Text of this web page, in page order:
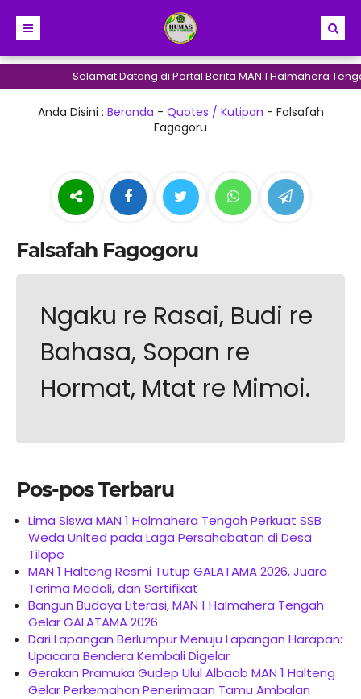
Selamat Datang di Portal Berita MAN 1 Halmahera
Anda Disini : Beranda - Quotes / Kutipan - Falsafah
Fagogoru
Falsafah Fagogoru
Ngaku re Rasai, Budi re
Bahasa, Sopan re
Hormat, Mtat re Mimoi.
Pos-pos Terbaru
Lima Siswa MAN 1 Halmahera Tengah Perkuat SSB
Weda United pada Laga Persahabatan di Desa
Tilope
MAN 1 Halteng Resmi Tutup GALATAMA 2026, Juara
Terima Medali, dan Sertifikat
Bangun Budaya Literasi, MAN 1 Halmahera Tengah
Gelar GALATAMA 2026
Dari Lapangan Berlumpur Menuju Lapangan Harapan:
Upacara Bendera Kembali Digelar
Gerakan Pramuka Gudep Ulul Albaab MAN 1 Halteng
Gelar Perkemahan Penerimaan Tamu Ambalan